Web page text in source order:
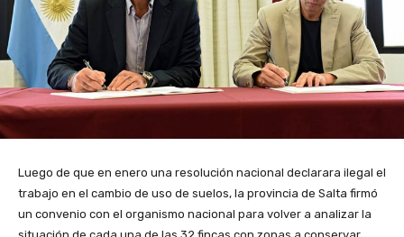
Luego de que en enero una resolución nacional declarara ilegal el
trabajo en el cambio de uso de suelos, la provincia de Salta firmó
un convenio con el organismo nacional para volver a analizar la